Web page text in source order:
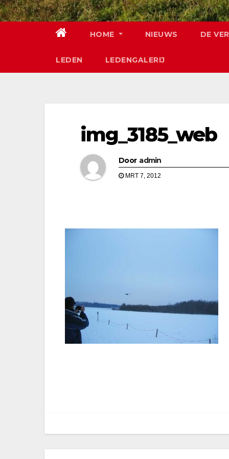
HOME NIEUWS DE
LEDEN LEDENGALERIJ
img_3185_web
Door admin
MRT 7, 2012